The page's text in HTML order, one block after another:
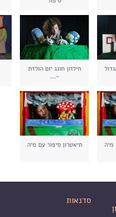
חילזון חוגג יום הולדת
-...
מיה תיאטרון סיפור עם מיה
סדנאות